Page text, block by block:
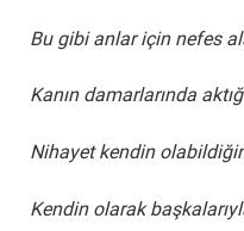
Bu gibi anlar için nefes
Kanın damarlarında
Nihayet kendin
Kendin olarak